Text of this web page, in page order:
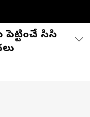
పెట్టించే సిసి